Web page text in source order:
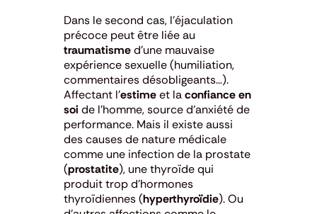
Dans le second cas, l’éjaculation
précoce peut être liée au
traumatismed’une mauvaise
expérience sexuelle (humiliation,
commentaires désobligeants…).
Affectant l’estimeet laconfiance en
soi de l’homme, source d’anxiété de
performance. Mais il existe aussi
des causes de nature médicale
comme une infection de la prostate
(prostatite), une thyroïde qui
produit trop d’hormones
thyroïdiennes (hyperthyroïdie). Ou